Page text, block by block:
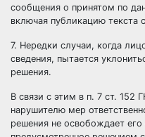
сообщения о принятом по
включая публикацию текста
7. Нередки случаи, когда
сведения, пытается
решения.
В связи с этим в п. 7 ст. 152
нарушителю мер
решения не освобождает